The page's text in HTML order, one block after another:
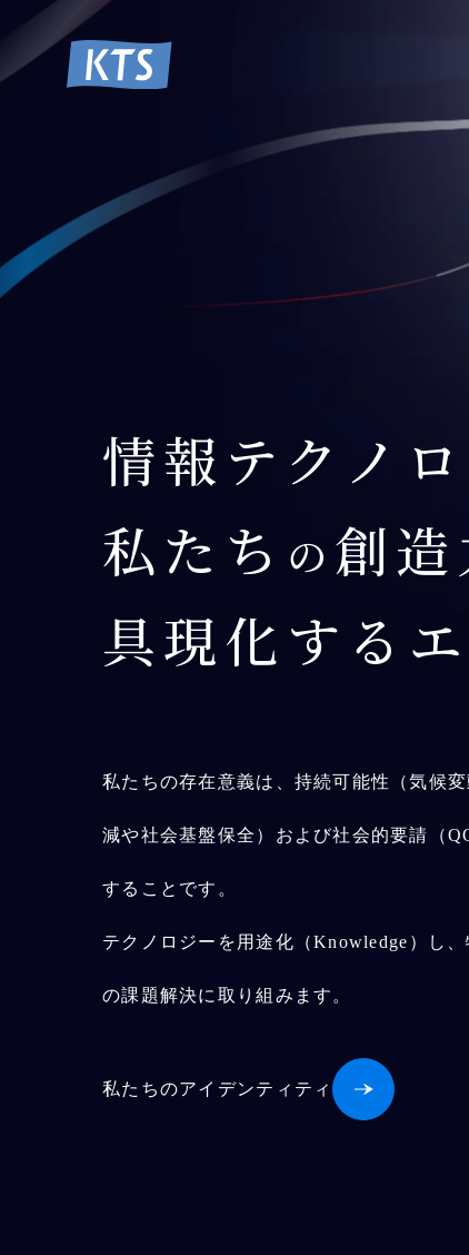
情報テクノ
私たち の 創造
具現化するエ
私たちの存在意義は、持続可能性（気候
減や社会基盤保全）および社会的要請（
することです。
テクノロジーを用途化（Knowledge）し
の課題解決に取り組みます。
私たちのアイデンティティ